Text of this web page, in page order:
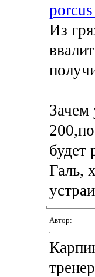
Из
Зачем
будет
Галь,
Автор: